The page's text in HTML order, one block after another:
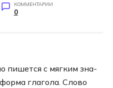
КОММЕНТАРИИ
0
пишет­ся с мяг­ким зна­
гла­го­ла. Слово